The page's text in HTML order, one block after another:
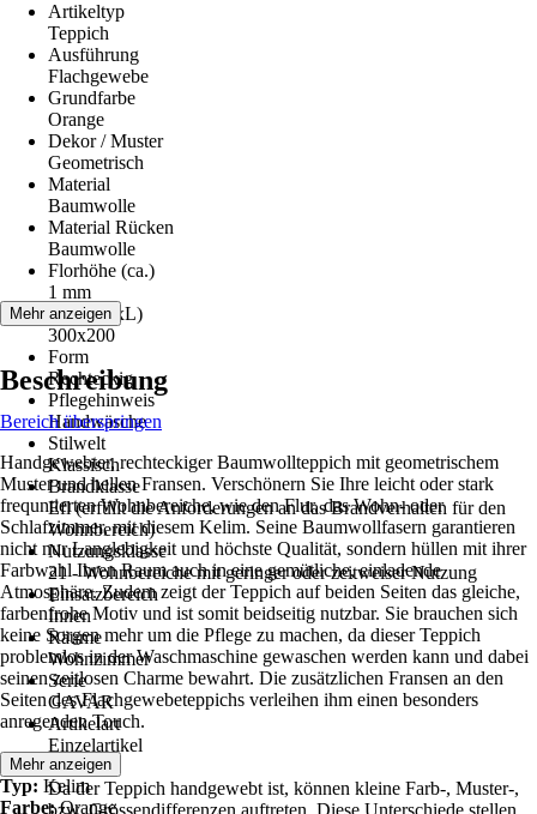
Artikeltyp
Teppich
Ausführung
Flachgewebe
Grundfarbe
Orange
Dekor / Muster
Geometrisch
Material
Baumwolle
Material Rücken
Baumwolle
Florhöhe (ca.)
1 mm
Maße (BxL)
300x200
Form
Rechteckig
Pflegehinweis
Handwäsche
Stilwelt
Klassisch
Brandklasse
Efl (erfüllt die Anforderungen an das Brandverhalten für den
Wohnbereich)
Nutzungsklasse
21 - Wohnbereiche mit geringer oder zeitweiser Nutzung
Einsatzbereich
Innen
Räume
Wohnzimmer
Serie
GAVAR
Artikelart
Einzelartikel
Hinweis
Da der Teppich handgewebt ist, können kleine Farb-, Muster-,
bzw. Grössendifferenzen auftreten. Diese Unterschiede stellen
Mehr anzeigen
Beschreibung
Bereich überspringen
Handgewebter, rechteckiger Baumwollteppich mit geometrischem
Muster und hellen Fransen. Verschönern Sie Ihre leicht oder stark
frequntierten Wohnbereiche, wie den Flur, das Wohn- oder
Schlafzimmer, mit diesem Kelim. Seine Baumwollfasern garantieren
nicht nur Langlebigkeit und höchste Qualität, sondern hüllen mit ihrer
Farbwahl Ihren Raum auch in eine gemütliche, einladende
Atmosphäre. Zudem zeigt der Teppich auf beiden Seiten das gleiche,
farbenfrohe Motiv und ist somit beidseitig nutzbar. Sie brauchen sich
keine Sorgen mehr um die Pflege zu machen, da dieser Teppich
problemlos in der Waschmaschine gewaschen werden kann und dabei
seinen zeitlosen Charme bewahrt. Die zusätzlichen Fransen an den
Seiten des Flachgewebeteppichs verleihen ihm einen besonders
anregenden Touch.
Details:
Typ: Kelim
Farbe:Orange
Mehr anzeigen